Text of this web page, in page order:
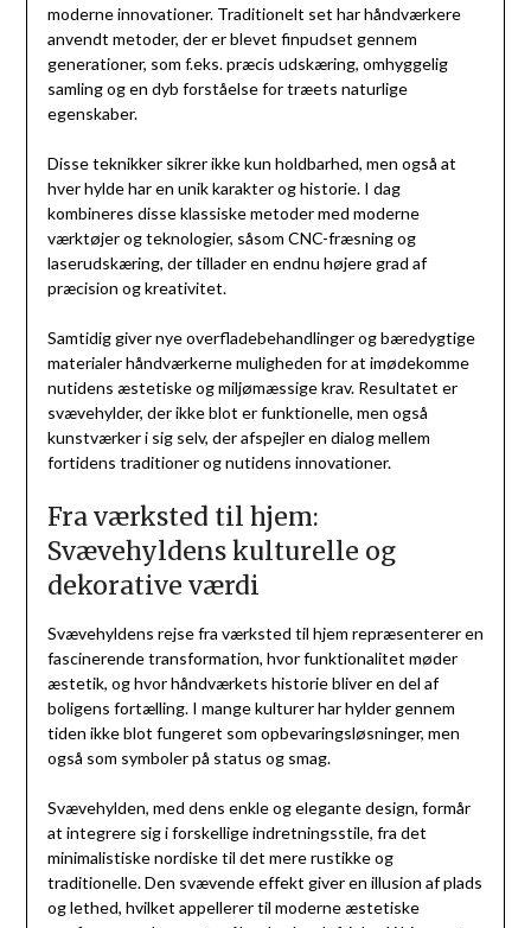
moderne innovationer. Traditionelt set har håndværkere
anvendt metoder, der er blevet finpudset gennem
generationer, som f.eks. præcis udskæring, omhyggelig
samling og en dyb forståelse for træets naturlige
egenskaber.
Disse teknikker sikrer ikke kun holdbarhed, men også at
hver hylde har en unik karakter og historie. I dag
kombineres disse klassiske metoder med moderne
værktøjer og teknologier, såsom CNC-fræsning og
laserudskæring, der tillader en endnu højere grad af
præcision og kreativitet.
Samtidig giver nye overfladebehandlinger og bæredygtige
materialer håndværkerne muligheden for at imødekomme
nutidens æstetiske og miljømæssige krav. Resultatet er
svævehylder, der ikke blot er funktionelle, men også
kunstværker i sig selv, der afspejler en dialog mellem
fortidens traditioner og nutidens innovationer.
Fra værksted til hjem:
Svævehyldens kulturelle og
dekorative værdi
Svævehyldens rejse fra værksted til hjem repræsenterer en
fascinerende transformation, hvor funktionalitet møder
æstetik, og hvor håndværkets historie bliver en del af
boligens fortælling. I mange kulturer har hylder gennem
tiden ikke blot fungeret som opbevaringsløsninger, men
også som symboler på status og smag.
Svævehylden, med dens enkle og elegante design, formår
at integrere sig i forskellige indretningsstile, fra det
minimalistiske nordiske til det mere rustikke og
traditionelle. Den svævende effekt giver en illusion af plads
og lethed, hvilket appellerer til moderne æstetiske